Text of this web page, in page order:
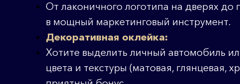
От лаконичного логотипа на дверях
в мощный маркетинговый инструмент.
Декоративная оклейка:
Хотите выделить личный автомобиль
цвета и текстуры (матовая,